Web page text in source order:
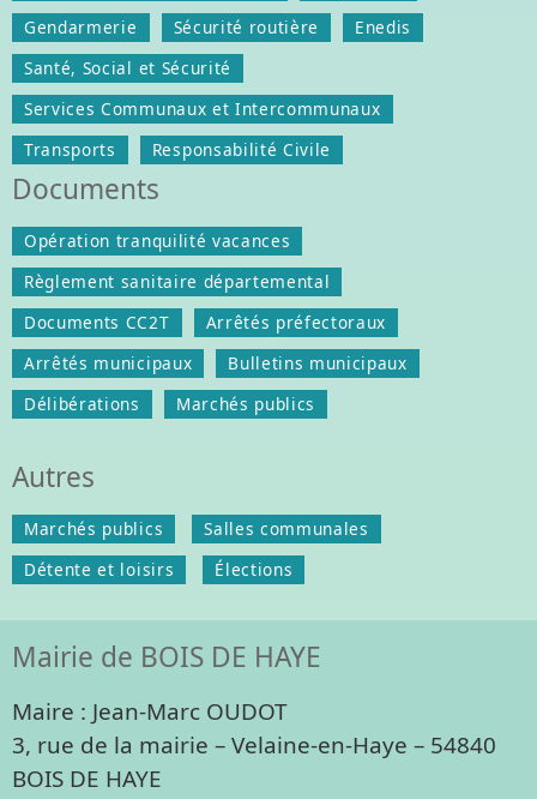
Gendarmerie
Sécurité routière
Enedis
Santé, Social et Sécurité
Services Communaux et Intercommunaux
Transports
Responsabilité Civile
Documents
Opération tranquilité vacances
Règlement sanitaire départemental
Documents CC2T
Arrêtés préfectoraux
Arrêtés municipaux
Bulletins municipaux
Délibérations
Marchés publics
Autres
Marchés publics
Salles communales
Détente et loisirs
Élections
Mairie de BOIS DE HAYE
Maire : Jean-Marc OUDOT
3, rue de la mairie – Velaine-en-Haye – 54840
BOIS DE HAYE